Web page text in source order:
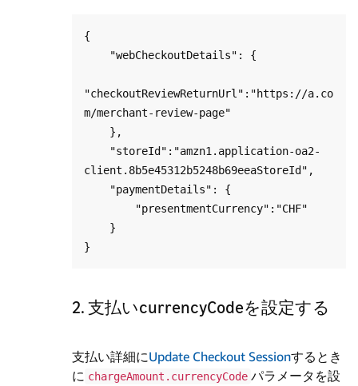
{
"checkoutReviewReturnUrl":"https://a.co
m/merchant-review-page"
client.8b5e45312b5248b69eeaStoreId",
2. 支払いcurrencyCodeを設定する
支払い詳細にUpdate Checkout Sessionするとき
に chargeAmount.currencyCode パラメータを設